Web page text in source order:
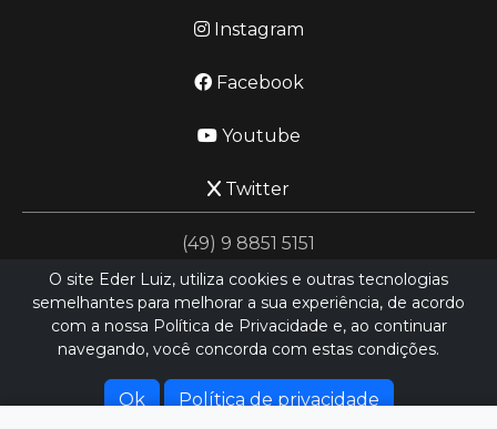
Instagram
Facebook
Youtube
Twitter
(49) 9 8851 5151
jornalismo@ederluiz.com.vc
Hospedado porHEXIO CLOUD
O site Eder Luiz, utiliza cookies e outras tecnologias
semelhantes para melhorar a sua experiência, de acordo
com a nossa Política de Privacidade e, ao continuar
navegando, você concorda com estas condições.
Ok Política de privacidade